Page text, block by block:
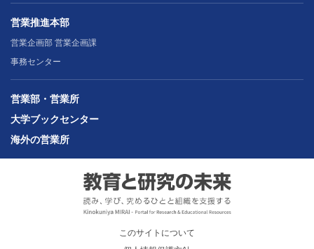
営業推進本部
営業企画部 営業企画課
事務センター
営業部・営業所
大学ブックセンター
海外の営業所
このサイトについて